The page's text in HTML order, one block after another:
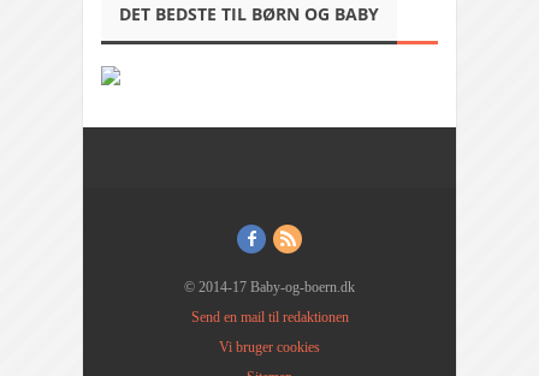
DET BEDSTE TIL BØRN OG BABY
© 2014-17 Baby-og-boern.dk
Send en mail til redaktionen
Vi bruger cookies